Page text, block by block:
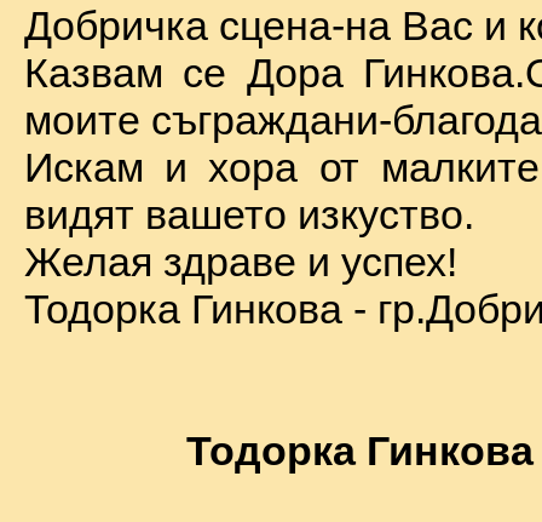
Добричка сцена-на Вас и
Казвам се Дора
моите съграждани-
Искам и хора от
видят вашето изкуство.
Желая здраве и успех!
Тодорка Гинкова -
Тодорка